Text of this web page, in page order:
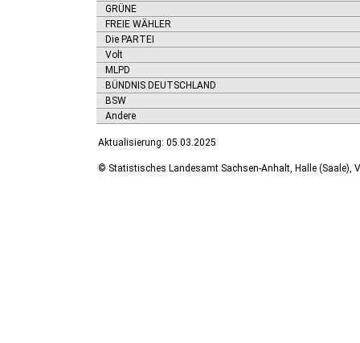
GRÜNE
FREIE WÄHLER
Die PARTEI
Volt
MLPD
BÜNDNIS DEUTSCHLAND
BSW
Andere
Aktualisierung: 05.03.2025
© Statistisches Landesamt Sachsen-Anhalt, Halle (Saale),